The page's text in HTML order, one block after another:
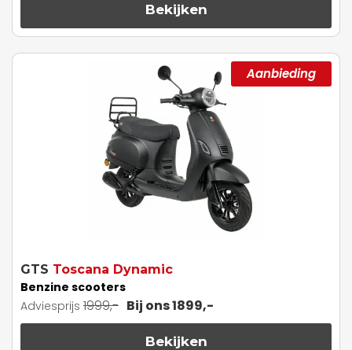
Bekijken
Aanbieding
GTS Toscana Dynamic
Benzine scooters
Adviesprijs 1999,- Bij ons 1899,-
Bekijken